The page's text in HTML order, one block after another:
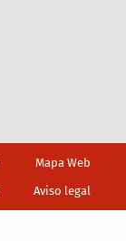
Mapa Web
Aviso legal